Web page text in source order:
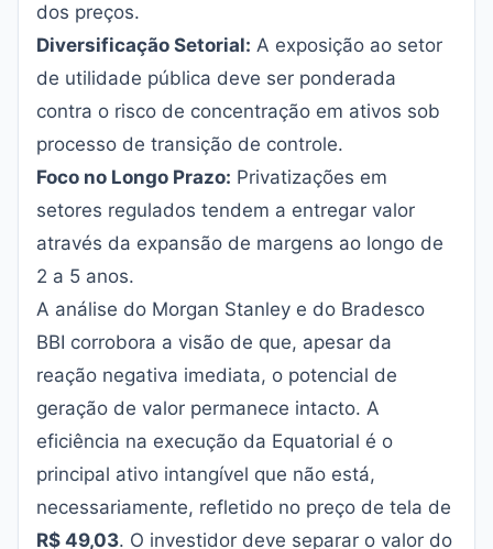
dos preços.
Diversificação Setorial: A exposição ao setor
de utilidade pública deve ser ponderada
contra o risco de concentração em ativos sob
processo de transição de controle.
Foco no Longo Prazo: Privatizações em
setores regulados tendem a entregar valor
através da expansão de margens ao longo de
2 a 5 anos.
A análise do Morgan Stanley e do Bradesco
BBI corrobora a visão de que, apesar da
reação negativa imediata, o potencial de
geração de valor permanece intacto. A
eficiência na execução da Equatorial é o
principal ativo intangível que não está,
necessariamente, refletido no preço de tela de
R$ 49,03. O investidor deve separar o valor do